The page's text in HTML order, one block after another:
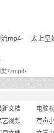
流mp4-
太上皇
7zmp4-
新文档 电脑
艺视频 有声